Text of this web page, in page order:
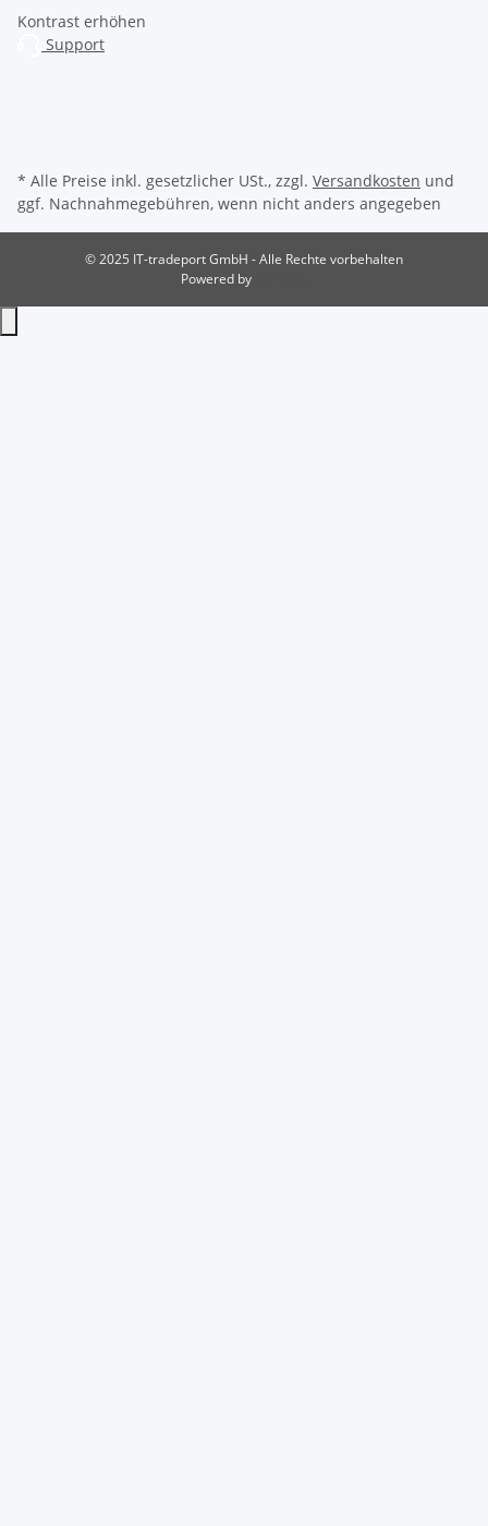
Kontrast erhöhen
Support
* Alle Preise inkl. gesetzlicher USt., zzgl. Versandkosten und
ggf. Nachnahmegebühren, wenn nicht anders angegeben
© 2025 IT-tradeport GmbH - Alle Rechte vorbehalten
Powered by